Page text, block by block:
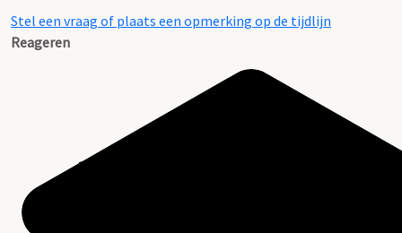
Stel een vraag of plaats een opmerking op de tijdlijn
Reageren